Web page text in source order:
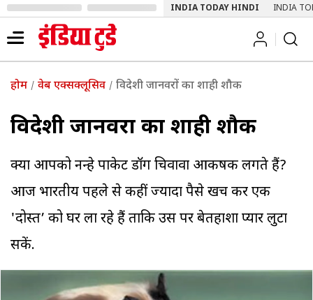
INDIA TODAY HINDI INDIA
होम वेब एक्सक्लूसिव विदेशी जानवरों का शाही शौक
विदेशी जानवरों का शाही शौक
क्या आपको नन्हे पाकेट डॉग चिवावा आकर्षक लगते हैं?
आज भारतीय पहले से कहीं ज्यादा पैसे खर्च कर एक
'दोस्त’ को घर ला रहे हैं ताकि उस पर बेतहाशा प्यार लुटा
सकें.